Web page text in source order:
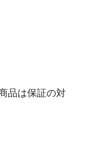
品は保証の対